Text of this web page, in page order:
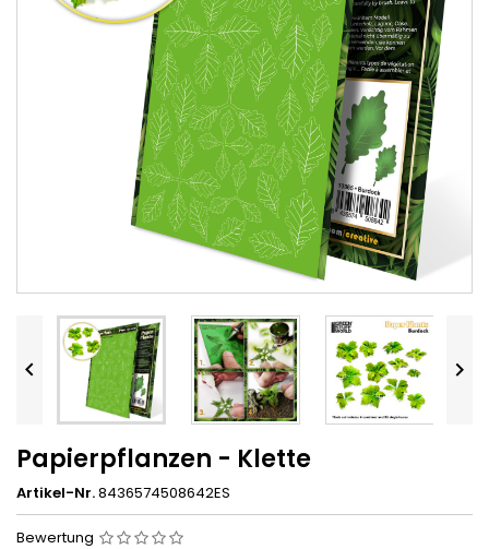
 
Papierpflanzen - Klette
Artikel-Nr.8436574508642ES
Bewertung